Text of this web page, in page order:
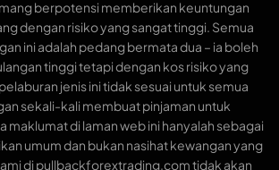
berpotensi memberikan keuntungan
dengan risiko yang sangat tinggi. Semua
ini adalah pedang bermata dua – ia boleh
tinggi tetapi dengan kos risiko yang
jenis ini tidak sesuai untuk semua
sekali-kali membuat pinjaman untuk
maklumat di laman web ini hanyalah sebagai
umum dan bukan nasihat kewangan yang
di pullbackforextrading.com tidak akan